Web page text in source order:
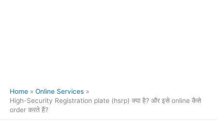
Home
Online Services
High-Security Registration plate (hsrp) क्या है? और इसे online कैसे
order करते हैं?